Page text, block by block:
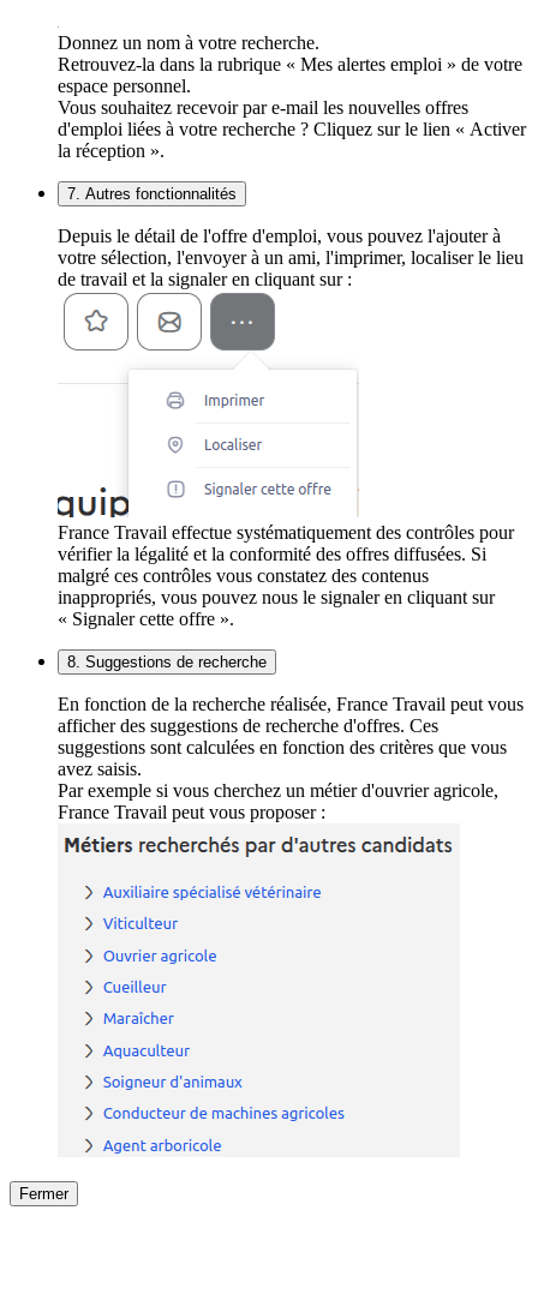
Donnez un nom à votre recherche.
Retrouvez-la dans la rubrique « Mes alertes emploi » de votre
espace personnel.
Vous souhaitez recevoir par e-mail les nouvelles offres
d'emploi liées à votre recherche ? Cliquez sur le lien « Activer
la réception ».
7. Autres fonctionnalités
Depuis le détail de l'offre d'emploi, vous pouvez l'ajouter à
votre sélection, l'envoyer à un ami, l'imprimer, localiser le lieu
de travail et la signaler en cliquant sur :
France Travail effectue systématiquement des contrôles pour
vérifier la légalité et la conformité des offres diffusées. Si
malgré ces contrôles vous constatez des contenus
inappropriés, vous pouvez nous le signaler en cliquant sur
« Signaler cette offre ».
8. Suggestions de recherche
En fonction de la recherche réalisée, France Travail peut vous
afficher des suggestions de recherche d'offres. Ces
suggestions sont calculées en fonction des critères que vous
avez saisis.
Par exemple si vous cherchez un métier d'ouvrier agricole,
France Travail peut vous proposer :
Fermer